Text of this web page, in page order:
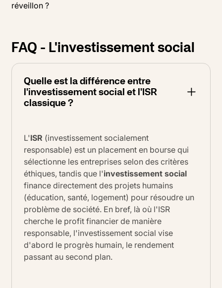
réveillon ?
FAQ - L'investissement social
Quelle est la différence entre
l'investissement social et l'ISR
classique ?
L'ISR (investissement socialement
responsable) est un placement en bourse qui
sélectionne les entreprises selon des critères
éthiques, tandis que l'investissement social
finance directement des projets humains
(éducation, santé, logement) pour résoudre un
problème de société. En bref, là où l'ISR
cherche le profit financier de manière
responsable, l'investissement social vise
d'abord le progrès humain, le rendement
passant au second plan.